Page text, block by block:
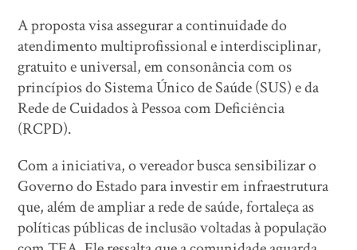
A proposta visa assegurar a continuidade do
atendimento multiprofissional e interdisciplinar,
gratuito e universal, em consonância com os
princípios do Sistema Único de Saúde (SUS) e da
Rede de Cuidados à Pessoa com Deficiência
(RCPD).
Com a iniciativa, o vereador busca sensibilizar o
Governo do Estado para investir em infraestrutura
que, além de ampliar a rede de saúde, fortaleça as
políticas públicas de inclusão voltadas à população